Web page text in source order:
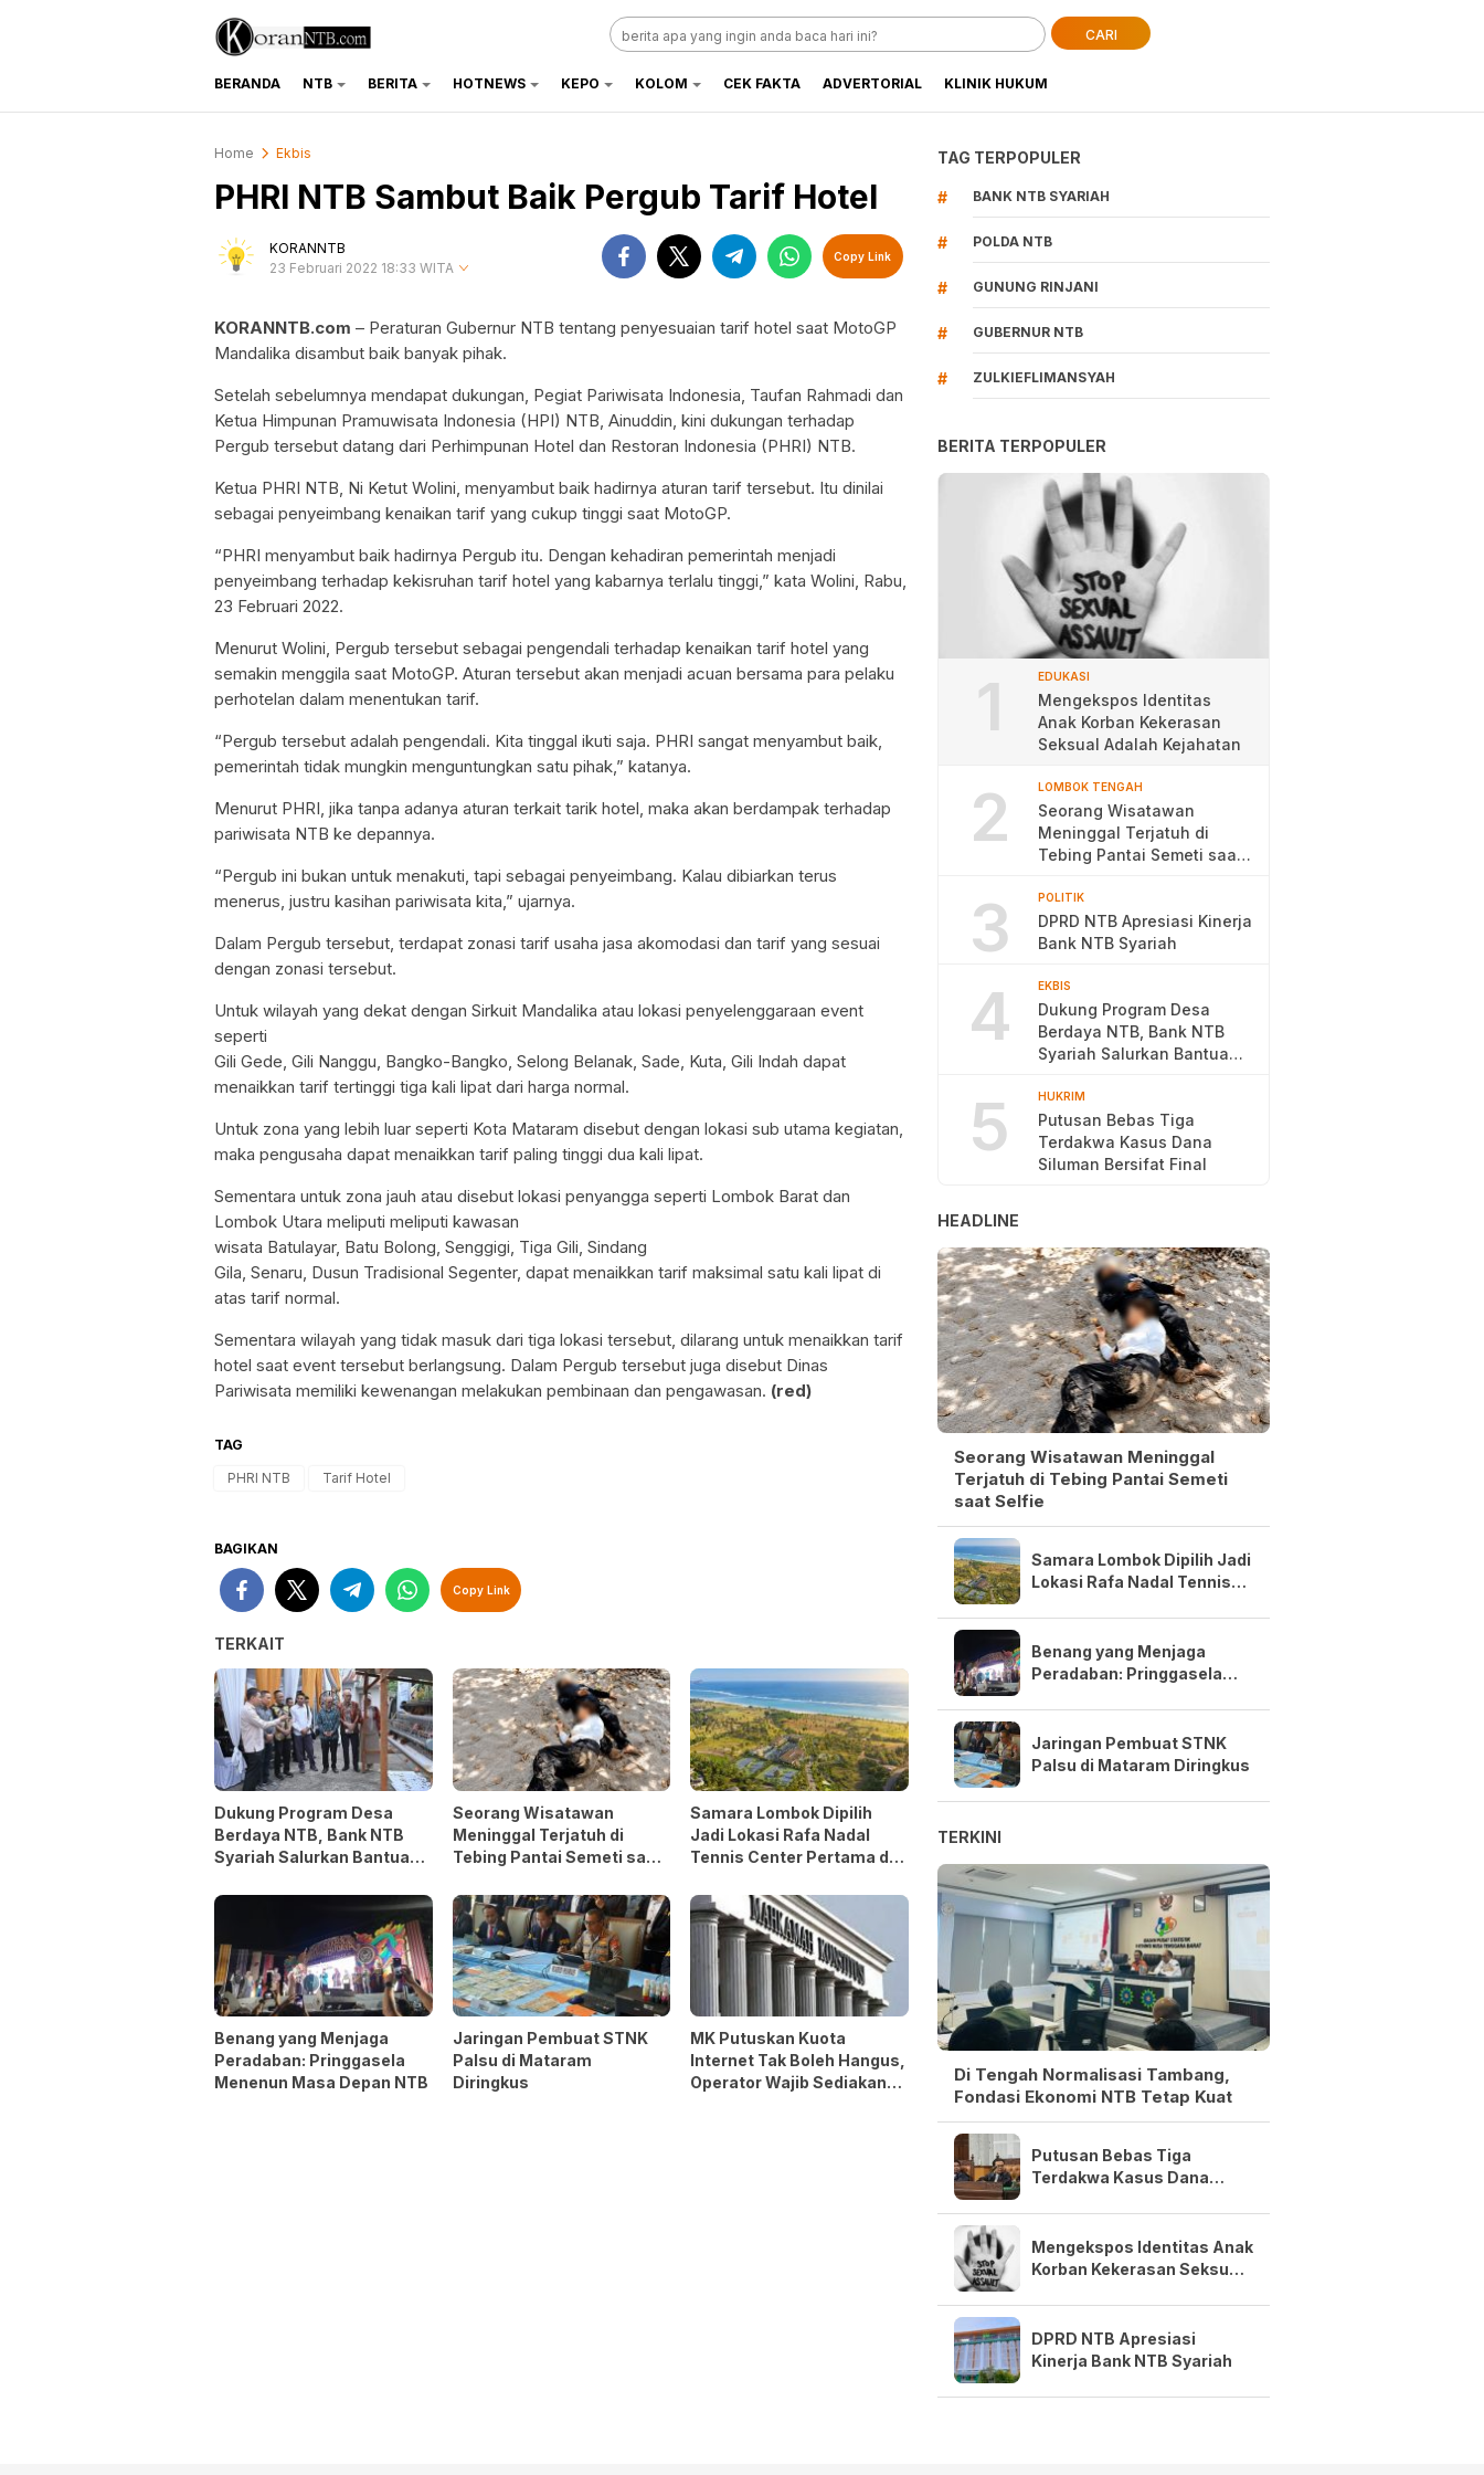
koranntb.com
CARI
BERANDA NTB BERITA HOTNEWS KEPO KOLOM CEK FAKTA ADVERTORIAL KLINIK HUKUM
Home Ekbis
PHRI NTB Sambut Baik Pergub Tarif Hotel
KORANNTB
23 Februari 2022 18:33 WITA
Copy Link
KORANNTB.com – Peraturan Gubernur NTB tentang penyesuaian tarif hotel saat MotoGP
Mandalika disambut baik banyak pihak.
Setelah sebelumnya mendapat dukungan, Pegiat Pariwisata Indonesia, Taufan Rahmadi dan
Ketua Himpunan Pramuwisata Indonesia (HPI) NTB, Ainuddin, kini dukungan terhadap
Pergub tersebut datang dari Perhimpunan Hotel dan Restoran Indonesia (PHRI) NTB.
Ketua PHRI NTB, Ni Ketut Wolini, menyambut baik hadirnya aturan tarif tersebut. Itu dinilai
sebagai penyeimbang kenaikan tarif yang cukup tinggi saat MotoGP.
“PHRI menyambut baik hadirnya Pergub itu. Dengan kehadiran pemerintah menjadi
penyeimbang terhadap kekisruhan tarif hotel yang kabarnya terlalu tinggi,” kata Wolini, Rabu,
23 Februari 2022.
Menurut Wolini, Pergub tersebut sebagai pengendali terhadap kenaikan tarif hotel yang
semakin menggila saat MotoGP. Aturan tersebut akan menjadi acuan bersama para pelaku
perhotelan dalam menentukan tarif.
“Pergub tersebut adalah pengendali. Kita tinggal ikuti saja. PHRI sangat menyambut baik,
pemerintah tidak mungkin menguntungkan satu pihak,” katanya.
Menurut PHRI, jika tanpa adanya aturan terkait tarik hotel, maka akan berdampak terhadap
pariwisata NTB ke depannya.
“Pergub ini bukan untuk menakuti, tapi sebagai penyeimbang. Kalau dibiarkan terus
menerus, justru kasihan pariwisata kita,” ujarnya.
Dalam Pergub tersebut, terdapat zonasi tarif usaha jasa akomodasi dan tarif yang sesuai
dengan zonasi tersebut.
Untuk wilayah yang dekat dengan Sirkuit Mandalika atau lokasi penyelenggaraan event
seperti
Gili Gede, Gili Nanggu, Bangko-Bangko, Selong Belanak, Sade, Kuta, Gili Indah dapat
menaikkan tarif tertinggi tiga kali lipat dari harga normal.
Untuk zona yang lebih luar seperti Kota Mataram disebut dengan lokasi sub utama kegiatan,
maka pengusaha dapat menaikkan tarif paling tinggi dua kali lipat.
Sementara untuk zona jauh atau disebut lokasi penyangga seperti Lombok Barat dan
Lombok Utara meliputi meliputi kawasan
wisata Batulayar, Batu Bolong, Senggigi, Tiga Gili, Sindang
Gila, Senaru, Dusun Tradisional Segenter, dapat menaikkan tarif maksimal satu kali lipat di
atas tarif normal.
Sementara wilayah yang tidak masuk dari tiga lokasi tersebut, dilarang untuk menaikkan tarif
hotel saat event tersebut berlangsung. Dalam Pergub tersebut juga disebut Dinas
Pariwisata memiliki kewenangan melakukan pembinaan dan pengawasan. (red)
TAG
PHRI NTB
Tarif Hotel
BAGIKAN
Copy Link
TERKAIT
Dukung Program Desa
Berdaya NTB, Bank NTB
Syariah Salurkan Bantuan
Seorang Wisatawan
Meninggal Terjatuh di
Tebing Pantai Semeti saat
Samara Lombok Dipilih
Jadi Lokasi Rafa Nadal
Tennis Center Pertama di
Benang yang Menjaga
Peradaban: Pringgasela
Menenun Masa Depan NTB
Jaringan Pembuat STNK
Palsu di Mataram
Diringkus
MK Putuskan Kuota
Internet Tak Boleh Hangus,
Operator Wajib Sediakan
TAG TERPOPULER
# BANK NTB SYARIAH
# POLDA NTB
# GUNUNG RINJANI
# GUBERNUR NTB
# ZULKIEFLIMANSYAH
BERITA TERPOPULER
1 EDUKASI
Mengekspos Identitas
Anak Korban Kekerasan
Seksual Adalah Kejahatan
2 LOMBOK TENGAH
Seorang Wisatawan
Meninggal Terjatuh di
Tebing Pantai Semeti saat
3 POLITIK
DPRD NTB Apresiasi Kinerja
Bank NTB Syariah
4 EKBIS
Dukung Program Desa
Berdaya NTB, Bank NTB
Syariah Salurkan Bantuan
5 HUKRIM
Putusan Bebas Tiga
Terdakwa Kasus Dana
Siluman Bersifat Final
HEADLINE
Seorang Wisatawan Meninggal
Terjatuh di Tebing Pantai Semeti
saat Selfie
Samara Lombok Dipilih Jadi
Lokasi Rafa Nadal Tennis
Benang yang Menjaga
Peradaban: Pringgasela
Jaringan Pembuat STNK
Palsu di Mataram Diringkus
TERKINI
Di Tengah Normalisasi Tambang,
Fondasi Ekonomi NTB Tetap Kuat
Putusan Bebas Tiga
Terdakwa Kasus Dana
Mengekspos Identitas Anak
Korban Kekerasan Seksual
DPRD NTB Apresiasi
Kinerja Bank NTB Syariah